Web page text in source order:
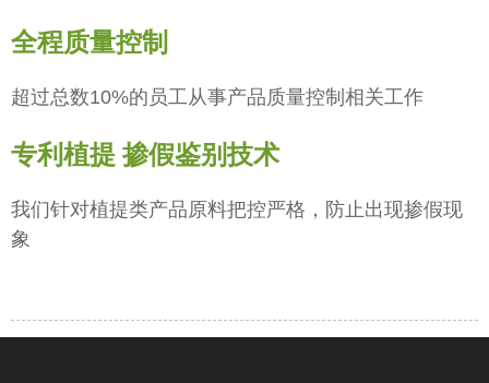
全程质量控制
超过总数10%的员工从事产品质量控制相关工作
专利植提 掺假鉴别技术
我们针对植提类产品原料把控严格，防止出现掺假现
象